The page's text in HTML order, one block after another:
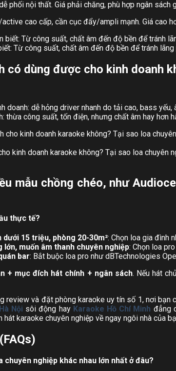
phối nội thất. Giá phải chăng, phù hợp ngân sách
cao cấp, cần cục đẩy/ampli mạnh. Giá cao
Từ công suất, chất âm đến độ bền để tránh
có dùng được cho kinh doanh
doanh: dễ hỏng driver nhanh do tải cao, bass yếu,
thừa công suất, tốn điện, nhưng chất âm hay hơn
kinh doanh karaoke không? Tại sao loa chuyên
mẫu chồng chéo, như
thực tế?
dưới 15 triệu, phòng 20-30m²: Chọn loa gia đình
lớn, muốn âm thanh chuyên nghiệp: Chọn loa
bar: Bắt buộc loa pro như dBTechnologies
+ mục đích hát chính + ngân sách. Nếu hát
review và đặt phòng karaoke uy tín số 1, nơi bạn
Nội sôi động hay Karaoke Hồ Chí Minh đẳng
hát karaoke chuyên nghiệp về ngay ngôi nhà của
nghiệp khác nhau lớn nhất ở đâu?